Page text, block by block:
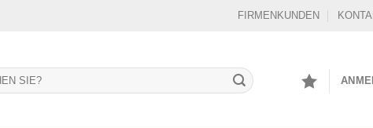
FIRMENKUNDEN